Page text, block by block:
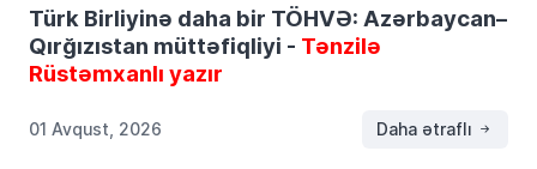
Türk Birliyinə daha bir TÖHVƏ: Azərbaycan–
Qırğızıstan müttəfiqliyi - Tənzilə
Rüstəmxanlı yazır
01 Avqust, 2026 Daha ətraflı